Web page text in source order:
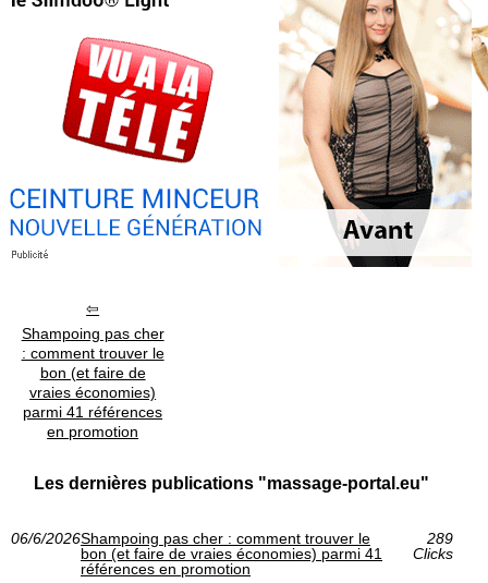
Shampoing pas cher
: comment trouver le
bon (et faire de
vraies économies)
parmi 41 références
en promotion
Les dernières publications "massage-portal.eu"
06/6/2026Shampoing pas cher : comment trouver le
bon (et faire de vraies économies) parmi 41
références en promotion
289
Clicks